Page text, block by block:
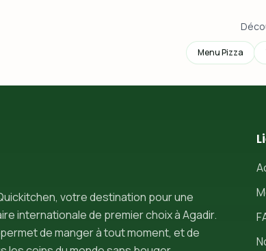
Menu Pizza
votre destination pour une
internationale de premier choix à Agadir.
de manger à tout moment, et de